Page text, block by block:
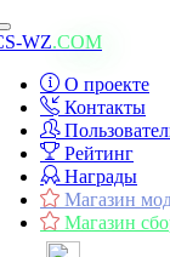
Toggle
navigation
WZ.COM
О проекте
Контакты
Рейтинг
Награды
Магазин
Магазин